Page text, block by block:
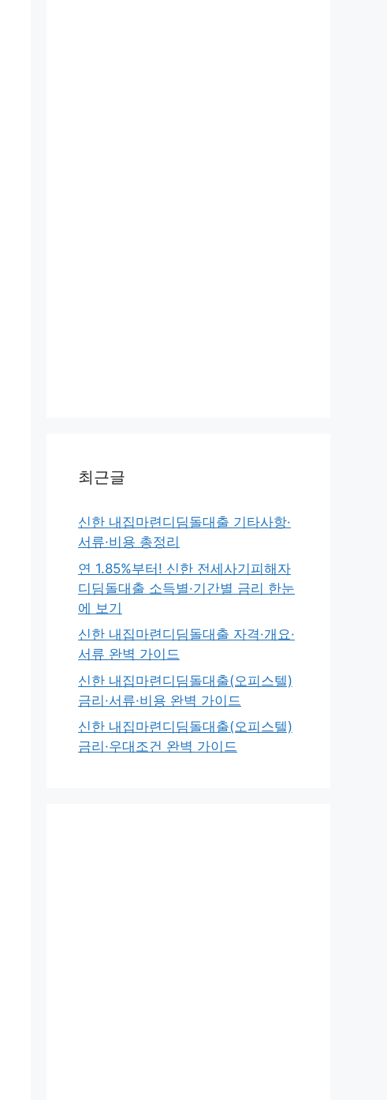
최근글
신한 내집마련디딤돌대출 기타사항·
서류·비용 총정리
연 1.85%부터! 신한 전세사기피해자
디딤돌대출 소득별·기간별 금리 한눈
에 보기
신한 내집마련디딤돌대출 자격·개요·
서류 완벽 가이드
신한 내집마련디딤돌대출(오피스텔)
금리·서류·비용 완벽 가이드
신한 내집마련디딤돌대출(오피스텔)
금리·우대조건 완벽 가이드